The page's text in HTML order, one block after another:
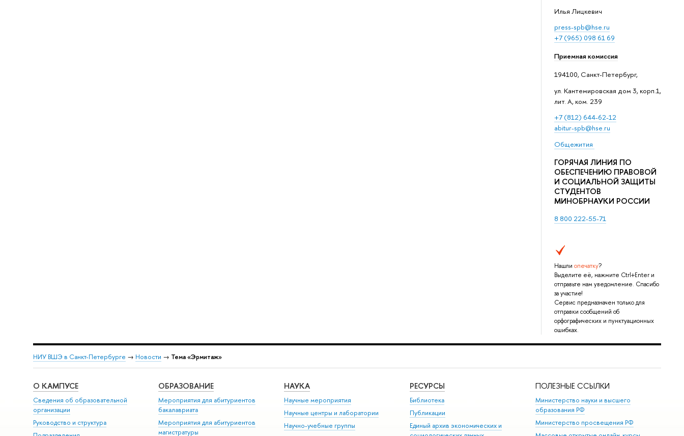
Илья Лицкевич
press-spb@hse.ru
+7 (965) 098 61 69
Приемная комиссия
194100, Санкт-Петербург,
ул. Кантемировская дом 3, корп.1,
лит. А, ком. 239
+7 (812) 644-62-12
abitur-spb@hse.ru
Общежития
ГОРЯЧАЯ ЛИНИЯ ПО
ОБЕСПЕЧЕНИЮ ПРАВОВОЙ
И СОЦИАЛЬНОЙ ЗАЩИТЫ
СТУДЕНТОВ
МИНОБРНАУКИ РОССИИ
8 800 222-55-71
Нашли опечатку?
Выделите её, нажмите Ctrl+Enter и
отправьте нам уведомление. Спасибо
за участие!
Сервис предназначен только для
отправки сообщений об
орфографических и пунктуационных
ошибках.
НИУ ВШЭ в Санкт-Петербурге → Новости → Тема «Эрмитаж»
О КАМПУСЕ
Сведения об образовательной
организации
Руководство и структура
ОБРАЗОВАНИЕ
Мероприятия для абитуриентов
бакалавриата
Мероприятия для абитуриентов
магистратуры
НАУКА
Научные мероприятия
Научные центры и лаборатории
Научно-учебные группы
РЕСУРСЫ
Библиотека
Публикации
Единый архив экономических и
ПОЛЕЗНЫЕ ССЫЛКИ
Министерство науки и высшего
образования РФ
Министерство просвещения РФ